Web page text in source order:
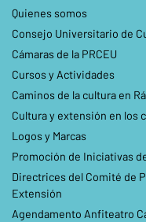
Quienes somos
Consejo Universitario de
Cámaras de la PRCEU
Cursos y Actividades
Caminos de la cultura en
Cultura y extensión en los
Logos y Marcas
Promoción de Iniciativas
Directrices del Comité de
Extensión
Agendamento Anfiteatro